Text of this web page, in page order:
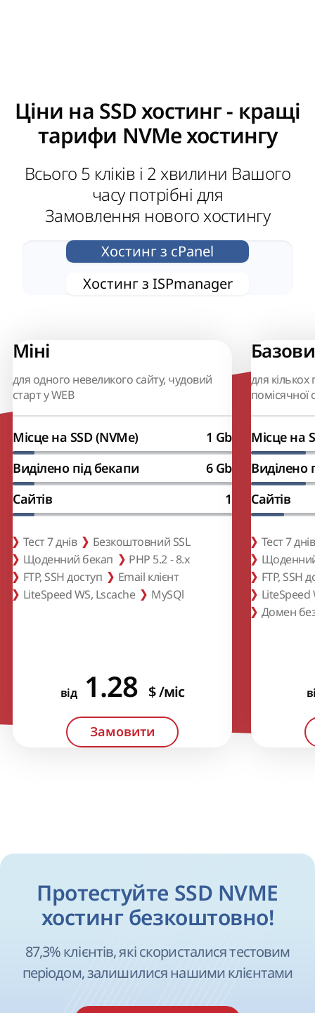
Ціни на SSD хостинг - кращі
тарифи NVMe хостингу
Всього 5 кліків і 2 хвилини Вашого
часу потрібні для
Замовлення нового хостингу
Хостинг з сPanel
Хостинг з ISPmanager
Міні
для одного невеликого сайту, чудовий
старт у WEB
Місце на SSD (NVMe) 1 Gb
Виділено під бекапи 6 Gb
Сайтів 1
Тест 7 днів
Безкоштовний SSL
Щоденний бекап
PHP 5.2 - 8.x
FTP, SSH доступ
Email клієнт
LiteSpeed WS, Lscache
MySQl
від 1.28 $/міс
для
помісячної
Місце на
Виділено
Сайтів
Тест 7 днів
FTP, SSH
LiteSpeed
Домен
Протестуйте SSD NVME
хостинг безкоштовно!
87,3% клієнтів, які скористалися тестовим
періодом, залишилися нашими клієнтами